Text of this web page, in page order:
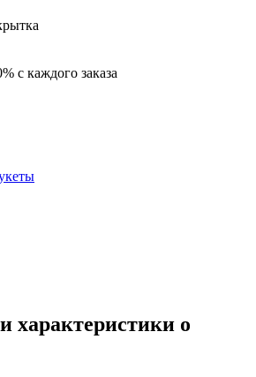
с каждого заказа
характеристики о